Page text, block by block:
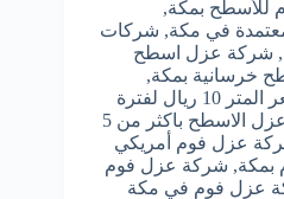
للأسطح بمكة,
في مكة, شركات
, شركة عزل اسطح
خرسانية بمكة,
شركة عزل اسطح سعر المتر 10 ريال لفترة
شركة عزل الاسطح باكثر من 5
عزل فوم أمريكي
, شركة عزل فوم
عزل فوم في مكة